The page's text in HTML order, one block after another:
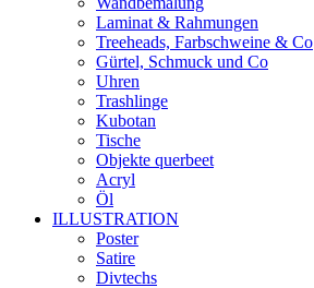
Laminat & Rahmungen
Treeheads, Farbschweine & Co
Gürtel, Schmuck und Co
Uhren
Trashlinge
Kubotan
Tische
Objekte querbeet
Acryl
Öl
ILLUSTRATION
Poster
Satire
Divtechs